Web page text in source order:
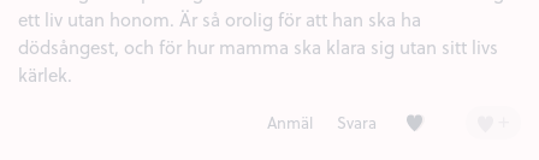
ett liv utan honom. Är så orolig för att han ska ha
dödsångest, och för hur mamma ska klara sig utan sitt livs
kärlek.
Anmäl Svara Kärlek (6)